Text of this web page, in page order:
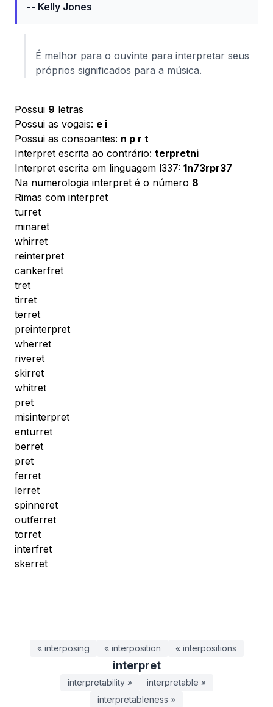
-- Kelly Jones
É melhor para o ouvinte para interpretar seus
próprios significados para a música.
Possui 9 letras
Possui as vogais: e i
Possui as consoantes: n p r t
Interpret escrita ao contrário: terpretni
Interpret escrita em linguagem l337: 1n73rpr37
Na numerologia interpret é o número 8
Rimas com interpret
turret
minaret
whirret
reinterpret
cankerfret
tret
tirret
terret
preinterpret
wherret
riveret
skirret
whitret
pret
misinterpret
enturret
berret
pret
ferret
lerret
spinneret
outferret
torret
interfret
skerret
« interposing « interposition « interpositions
interpret
interpretability »
interpretable »
interpretableness »